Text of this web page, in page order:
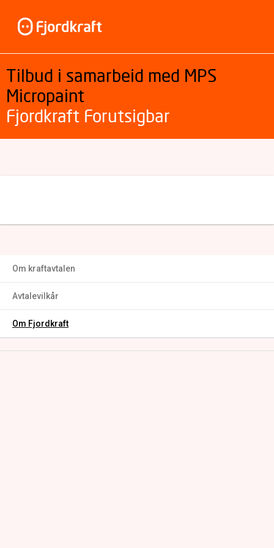
Tilbud i samarbeid med MPS
Micropaint
Fjordkraft Forutsigbar
Om kraftavtalen
Avtalevilkår
Om Fjordkraft